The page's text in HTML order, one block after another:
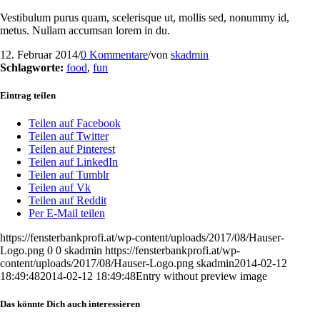
Vestibulum purus quam, scelerisque ut, mollis sed, nonummy id,
metus. Nullam accumsan lorem in du.
12. Februar 2014/0 Kommentare/von skadmin
Schlagworte: food, fun
Eintrag teilen
Teilen auf Facebook
Teilen auf Twitter
Teilen auf Pinterest
Teilen auf LinkedIn
Teilen auf Tumblr
Teilen auf Vk
Teilen auf Reddit
Per E-Mail teilen
https://fensterbankprofi.at/wp-content/uploads/2017/08/Hauser-
Logo.png 0 0 skadmin https://fensterbankprofi.at/wp-
content/uploads/2017/08/Hauser-Logo.png skadmin2014-02-12
18:49:482014-02-12 18:49:48Entry without preview image
Das könnte Dich auch interessieren